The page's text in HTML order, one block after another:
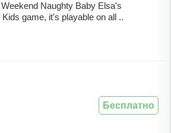
Naughty Baby Elsa's
game, it's playable on all ..
Бесплатно